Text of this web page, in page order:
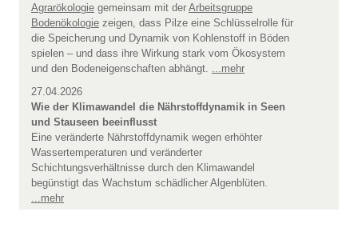
Agrarökologie gemeinsam mit der Arbeitsgruppe
Bodenökologie zeigen, dass Pilze eine Schlüsselrolle für
die Speicherung und Dynamik von Kohlenstoff in Böden
spielen – und dass ihre Wirkung stark vom Ökosystem
und den Bodeneigenschaften abhängt.
...mehr
27.04.2026
Wie der Klimawandel die Nährstoffdynamik in Seen
und Stauseen beeinflusst
Eine veränderte Nährstoffdynamik wegen erhöhter
Wassertemperaturen und veränderter
Schichtungsverhältnisse durch den Klimawandel
begünstigt das Wachstum schädlicher Algenblüten.
...mehr